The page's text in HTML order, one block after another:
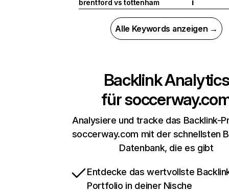
brentford vs tottenham I
Alle Keywords anzeigen →
Backlink Analytics
für
Analysiere und tracke das Backlink-
soccerway.com mit der schnellsten
Datenbank, die es gibt
Entdecke das wertvollste
Portfolio in deiner Nische